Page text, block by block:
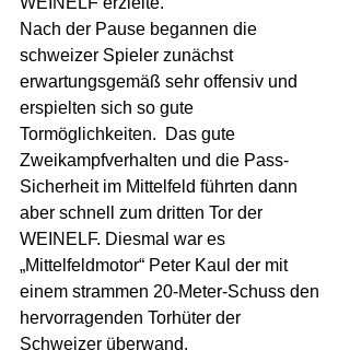
Nach der Pause begannen die
schweizer Spieler zunächst
erwartungsgemäß sehr offensiv und
erspielten sich so gute
Tormöglichkeiten.  Das gute
Zweikampfverhalten und die Pass-
Sicherheit im Mittelfeld führten dann
aber schnell zum dritten Tor der
WEINELF. Diesmal war es
„Mittelfeldmotor“ Peter Kaul der mit
einem strammen 20-Meter-Schuss den
hervorragenden Torhüter der
Schweizer überwand.